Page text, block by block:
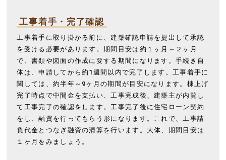
工事着手・完了確認
工事着手に取り掛かる前に、建築確認申請を提出して承認
を受ける必要があります。期間目安は約１ヶ月～２ヶ月
で、書類や図面の作成に要する期間になります。手続き自
体は、申請してから約1週間以内で完了します。工事着手に
関しては、約半年～9ヶ月の期間が目安になります。棟上げ
完了時点で中間金を支払い、工事完成後、建築主が内覧し
て工事完了の確認をします。工事完了後に住宅ローン契約
をし、融資を行ってもらう形になります。これで、工事請
負代金とつなぎ融資の清算を行います。大体、期間目安は
１ヶ月をみましょう。